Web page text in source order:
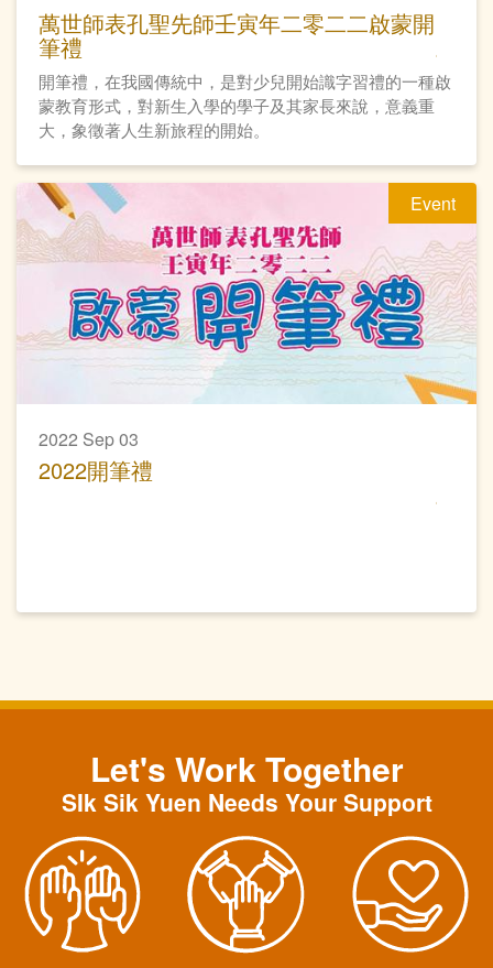
萬世師表孔聖先師壬寅年二零二二啟蒙開
筆禮
開筆禮，在我國傳統中，是對少兒開始識字習禮的一種啟
蒙教育形式，對新生入學的學子及其家長來說，意義重
大，象徵著人生新旅程的開始。
Event
2022 Sep 03
2022開筆禮
Let's Work Together
SIk Sik Yuen Needs Your Support